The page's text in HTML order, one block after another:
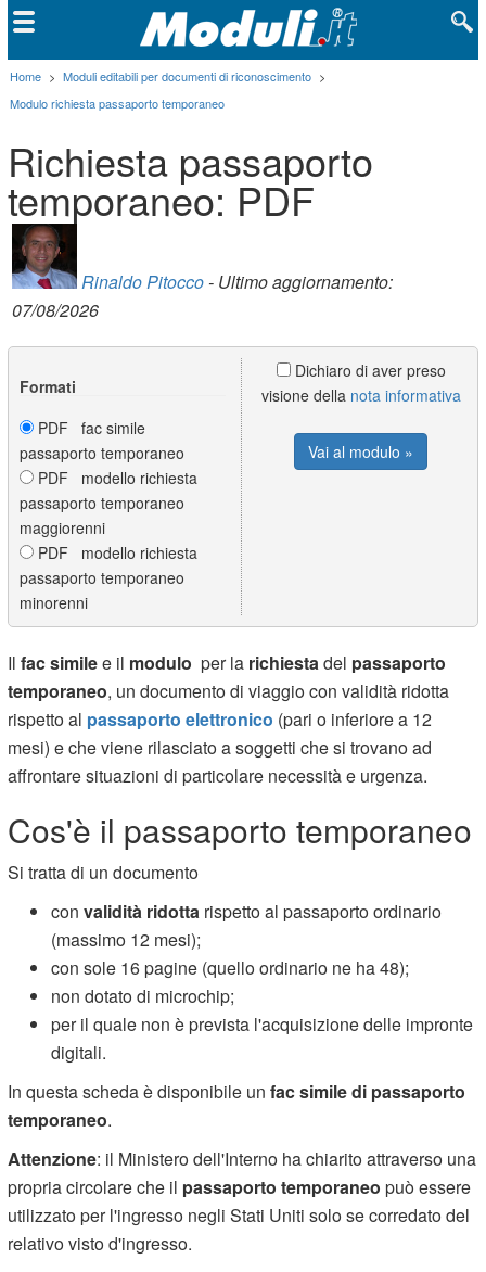
Home > Moduli editabili per documenti di riconoscimento >
Modulo richiesta passaporto temporaneo
Richiesta passaporto
temporaneo: PDF
Rinaldo Pitocco- Ultimo aggiornamento:
07/08/2026
Formati
PDF fac simile
passaporto temporaneo
PDF modello richiesta
passaporto temporaneo
maggiorenni
PDF modello richiesta
passaporto temporaneo
minorenni
Dichiaro di aver preso
visione della nota informativa
Vai al modulo »
Ilfac similee il moduloper la richiestadel passaporto
temporaneo, un documento di viaggio con validità ridotta
rispetto al passaporto elettronico (pari o inferiore a 12
mesi) e che viene rilasciato a soggetti che si trovano ad
affrontare situazioni di particolare necessità e urgenza.
Cos'è il passaporto temporaneo
Si tratta di un documento
convalidità ridotta rispetto al passaporto ordinario
(massimo 12 mesi);
con sole 16 pagine (quello ordinario ne ha 48);
non dotato di microchip;
per il quale non è prevista l'acquisizione delle impronte
digitali.
In questa scheda è disponibile unfac simile di passaporto
temporaneo.
Attenzione: il Ministero dell'Interno ha chiarito attraverso una
propria circolare che il passaporto temporaneo può essere
utilizzato per l'ingresso negli Stati Uniti solo se corredato del
relativo visto d'ingresso.